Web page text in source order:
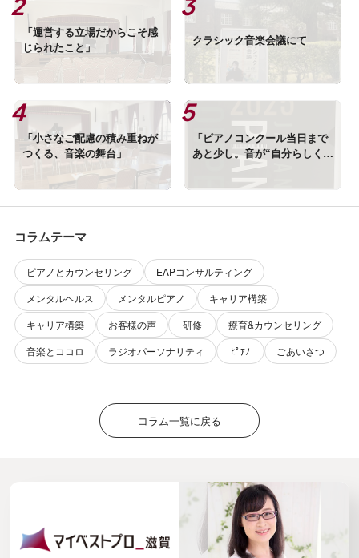
「運営する立場だからこそ感
じられたこと」
クラシック音楽会議にて
「小さなご配慮の積み重ねが
つくる、音楽の舞台」
「ピアノコンクール当日まで
あと少し。音が“自分らしくな
る”仕上げ方」
コラムテーマ
ピアノとカウンセリング
EAPコンサルティング
メンタルヘルス
メンタルピアノ
キャリア構築
キャリア構築
お客様の声 研修
療育&カウンセリング
音楽とココロ
ラジオパーソナリティ ﾋﾟｱﾉ ごあいさつ
コラム一覧に戻る